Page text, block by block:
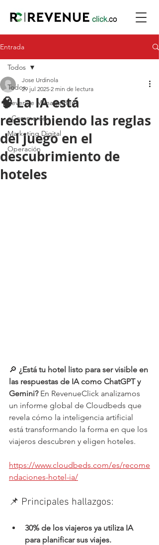
Entrada
Todos
Revenue Management
eCommerce
Marketing Digital
Operación
Todos
🧠 La IA está
reescribiendo las reglas
del juego en el
descubrimiento de
hoteles
Jose Urdinola
29 jul 2025 2 min de lectura
🔎 ¿Está tu hotel listo para ser visible en
las respuestas de IA como ChatGPT y
Gemini? En RevenueClick analizamos
un informe global de Cloudbeds que
revela cómo la inteligencia artificial
está transformando la forma en que los
viajeros descubren y eligen hoteles.
https://www.cloudbeds.com/es/recome
ndaciones-hotel-ia/
📌 Principales hallazgos:
30% de los viajeros ya utiliza IA
para planificar sus viajes.